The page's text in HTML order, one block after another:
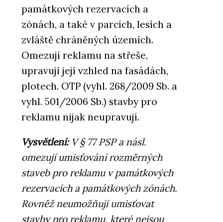
památkových rezervacích a
zónách, a také v parcích, lesích a
zvláště chráněných územích.
Omezují reklamu na střeše,
upravují její vzhled na fasádách,
plotech. OTP (vyhl. 268/2009 Sb. a
vyhl. 501/2006 Sb.) stavby pro
reklamu nijak neupravují.
Vysvětlení:V § 77 PSP a násl.
omezují umisťování rozměrných
staveb pro reklamu v památkových
rezervacích a památkových zónách.
Rovněž neumožňují umisťovat
stavby pro reklamu, které nejsou